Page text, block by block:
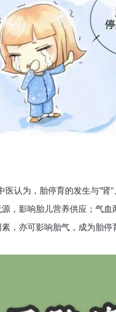
医认为，胎停育的发生与“肾
，影响胎儿营养供应；气
，亦可影响胎气，成为胎停